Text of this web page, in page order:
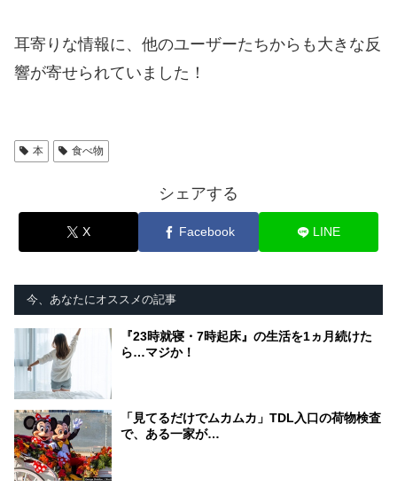
耳寄りな情報に、他のユーザーたちからも大きな反
響が寄せられていました！
本 食べ物
シェアする
X Facebook LINE
今、あなたにオススメの記事
『23時就寝・7時起床』の生活を1ヵ月続けた
ら…マジか！
「見てるだけでムカムカ」TDL入口の荷物検査
で、ある一家が…